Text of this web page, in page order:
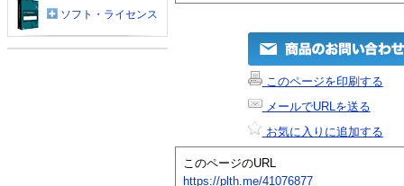
このページを印刷する
メールでURLを送る
お気に入りに追加する
このページのURL
https://plth.me/41076877
ソフト・ライセンス